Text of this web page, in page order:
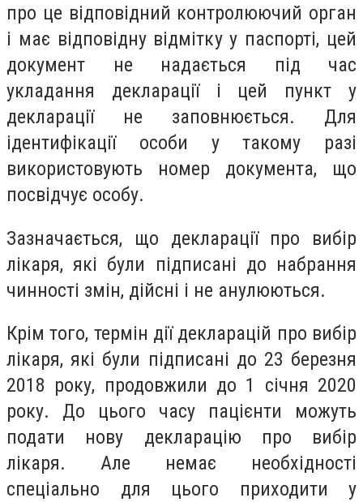
про це відповідний контролюючий орган
і має відповідну відмітку у паспорті, цей
документ не надається під час
укладання декларації і цей пункт у
декларації не заповнюється. Для
ідентифікації особи у такому разі
використовують номер документа, що
посвідчує особу.
Зазначається, що декларації про вибір
лікаря, які були підписані до набрання
чинності змін, дійсні і не анулюються.
Крім того, термін дії декларацій про вибір
лікаря, які були підписані до 23 березня
2018 року, продовжили до 1 січня 2020
року. До цього часу пацієнти можуть
подати нову декларацію про вибір
лікаря. Але немає необхідності
спеціально для цього приходити у